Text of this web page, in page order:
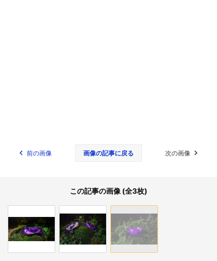
前の画像 画像の記事に戻る 次の画像
この記事の画像 (全3枚)